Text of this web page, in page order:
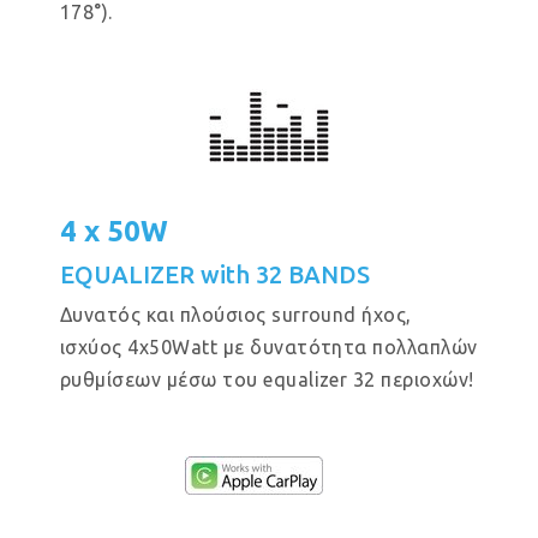
178°).
4 x 50W
EQUALIZER with 32 BANDS
Δυνατός και πλούσιος surround ήχος,
ισχύος 4x50Watt με δυνατότητα πολλαπλών
ρυθμίσεων μέσω του equalizer 32 περιοχών!